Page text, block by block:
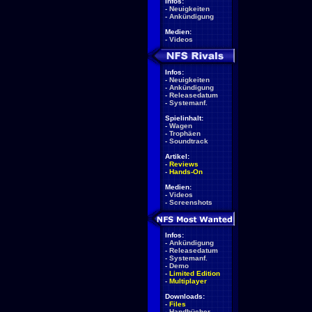
- Neuigkeiten
- Ankündigung
Medien:
- Videos
Infos:
- Neuigkeiten
- Ankündigung
- Releasedatum
- Systemanf.
Spielinhalt:
- Wagen
- Trophäen
- Soundtrack
Artikel:
- Reviews
- Hands-On
Medien:
- Videos
- Screenshots
Infos:
- Ankündigung
- Releasedatum
- Systemanf.
- Demo
- Limited Edition
- Multiplayer
Downloads:
- Files